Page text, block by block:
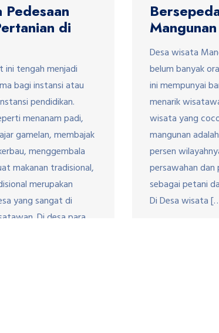
di
ini tengah menjadi
bagi instansi atau
pendidikan.
menanam padi,
gamelan, membajak
menggembala
makanan tradisional,
merupakan
yang sangat di
Di desa para
Desa wisata
belum banyak
ini mempunyai
menarik
wisata yang
mangunan
persen
persawahan
sebagai petani
Di Desa wisata